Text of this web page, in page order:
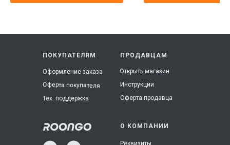
ПРОДАВЦАМ
Оферта продавца
Инструкции
Открыть магазин
ПОКУПАТЕЛЯМ
Тех. поддержка
Оферта покупателя
Оформление заказа
О КОМПАНИИ
Реквизиты